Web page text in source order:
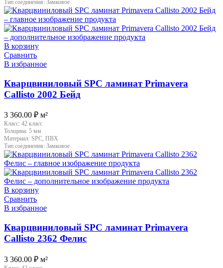
Тип соединения: Замковое
В корзину
Сравнить
В избранное
Кварцвиниловый SPC ламинат Primavera
Callisto 2002 Бейд
3 360.00 ₽ м²
Класс: 42 класс
Толщина: 5 мм
Материал: SPC, ПВХ
Тип соединения: Замковое
В корзину
Сравнить
В избранное
Кварцвиниловый SPC ламинат Primavera
Callisto 2362 Фелис
3 360.00 ₽ м²